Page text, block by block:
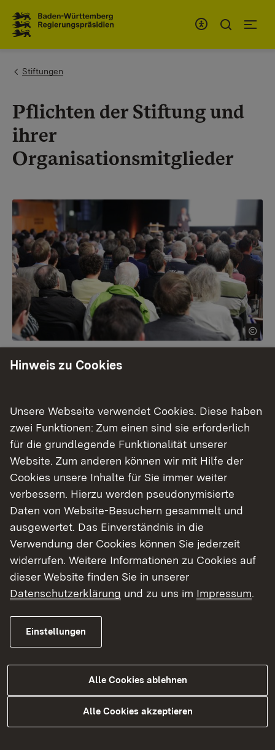
You are here:
Stiftungen
Pflichten der Stiftung und
ihrer
Organisationsmitglieder
Grundsätzliche Pflichten der Stiftung und
Pflichten der Stiftung durch Maßnahmen
der Stiftungsbehörde
Genehmigungspflichtige Maßnahmen
Themenübersicht
Themenübersicht
Kontakt
Datenschutz
Erklärung zur Barrierefreiheit
Hinweis zu Cookies
Unsere Webseite verwendet Cookies. Diese haben
zwei Funktionen: Zum einen sind sie erforderlich
für die grundlegende Funktionalität unserer
Website. Zum anderen können wir mit Hilfe der
Cookies unsere Inhalte für Sie immer weiter
verbessern. Hierzu werden pseudonymisierte
Daten von Website-Besuchern gesammelt und
ausgewertet. Das Einverständnis in die
Verwendung der Cookies können Sie jederzeit
widerrufen. Weitere Informationen zu Cookies auf
dieser Website finden Sie in unserer
Datenschutzerklärung und zu uns im Impressum.
Einstellungen
Alle Cookies ablehnen
Alle Cookies akzeptieren